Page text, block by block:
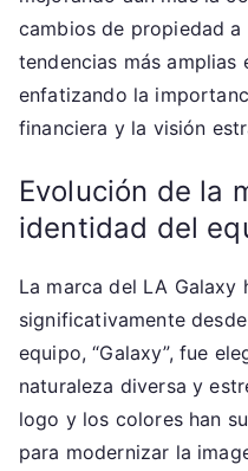
cambios de propiedad
tendencias más
enfatizando la
financiera y la visión
Evolución de la
identidad del
La marca del LA Galaxy
significativamente
equipo, “Galaxy”, fue
naturaleza diversa y
logo y los colores han
para modernizar la